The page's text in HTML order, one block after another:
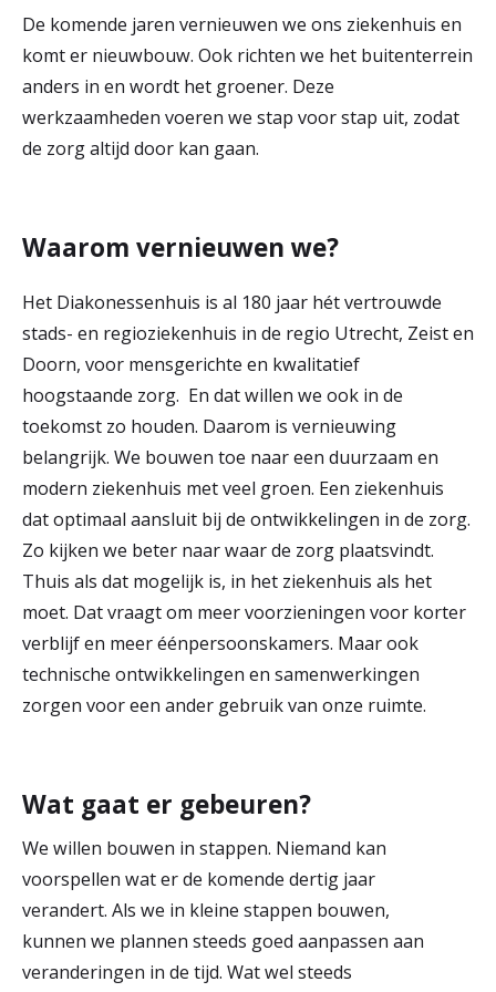
Werken & Leren bij
Zorgverleners
De komende jaren vernieuwen we ons ziekenhuis en
komt er nieuwbouw. Ook richten we het buitenterrein
anders in en wordt het groener. Deze
werkzaamheden voeren we stap voor stap uit, zodat
de zorg altijd door kan gaan.
Waarom vernieuwen we?
Het Diakonessenhuis is al 180 jaar hét vertrouwde
stads- en regioziekenhuis in de regio Utrecht, Zeist en
Doorn, voor mensgerichte en kwalitatief
hoogstaande zorg. En dat willen we ook in de
toekomst zo houden. Daarom is vernieuwing
belangrijk. We bouwen toe naar een duurzaam en
modern ziekenhuis met veel groen. Een ziekenhuis
dat optimaal aansluit bij de ontwikkelingen in de zorg.
Zo kijken we beter naar waar de zorg plaatsvindt.
Thuis als dat mogelijk is, in het ziekenhuis als het
moet. Dat vraagt om meer voorzieningen voor korter
verblijf en meer éénpersoonskamers. Maar ook
technische ontwikkelingen en samenwerkingen
zorgen voor een ander gebruik van onze ruimte.
Wat gaat er gebeuren?
We willen bouwen in stappen. Niemand kan
voorspellen wat er de komende dertig jaar
verandert. Als we in kleine stappen bouwen,
kunnen we plannen steeds goed aanpassen aan
veranderingen in de tijd. Wat wel steeds